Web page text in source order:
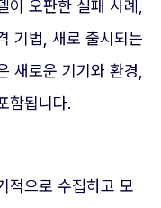
오판한 실패 사례,
기법, 새로 출시되는
새로운 기기와 환경,
함됩니다.
적으로 수집하고 모